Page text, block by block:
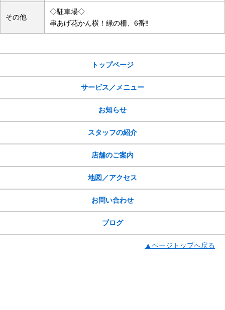
その他
◇駐車場◇
串あげ花かん横！緑の柵、6番‼︎
トップページ
サービス／メニュー
お知らせ
スタッフの紹介
店舗のご案内
地図／アクセス
お問い合わせ
ブログ
▲ページトップへ戻る